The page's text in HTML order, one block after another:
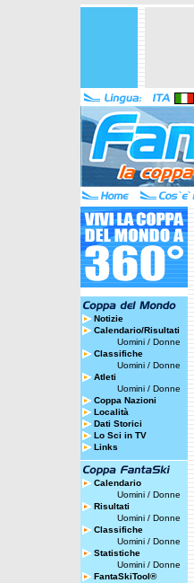
Notizie
Calendario/Risultati
Uomini / Donne
Classifiche
Uomini / Donne
Atleti
Uomini / Donne
Coppa Nazioni
Località
Dati Storici
Lo Sci in TV
Links
Calendario
Uomini / Donne
Risultati
Uomini / Donne
Classifiche
Uomini / Donne
Statistiche
Uomini / Donne
FantaSkiTool®